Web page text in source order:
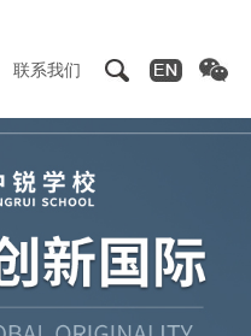
联系我们